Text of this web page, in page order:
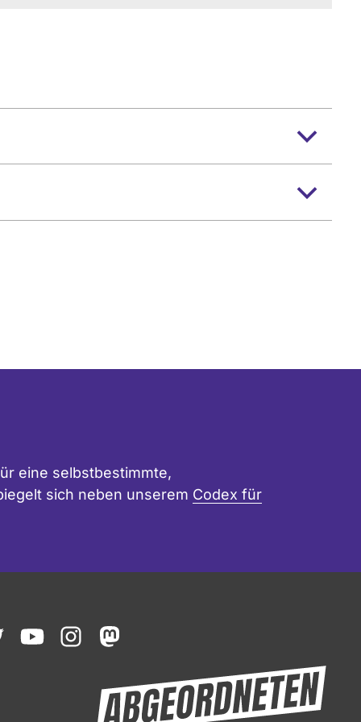
eine selbstbestimmte,
sich neben unserem Codex für
youtubeinstagrammastodon